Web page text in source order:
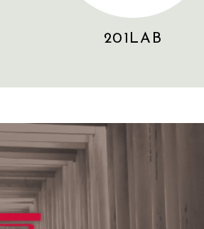
201LAB